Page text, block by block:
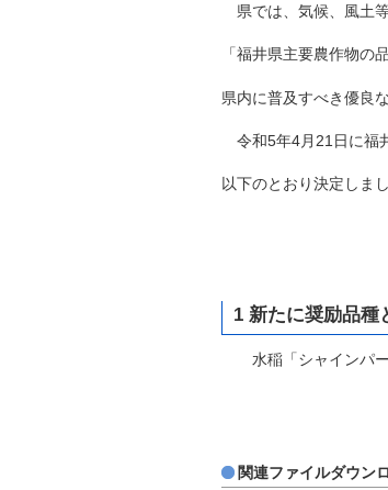
河川・砂防・港湾
自然
県では、気候、風土
「福井県主要農作物の
県内に普及すべき優良
令和5年4月21日に福
以下のとおり決定しま
1 新たに奨励品種
水稲「シャインパー
関連ファイルダウン